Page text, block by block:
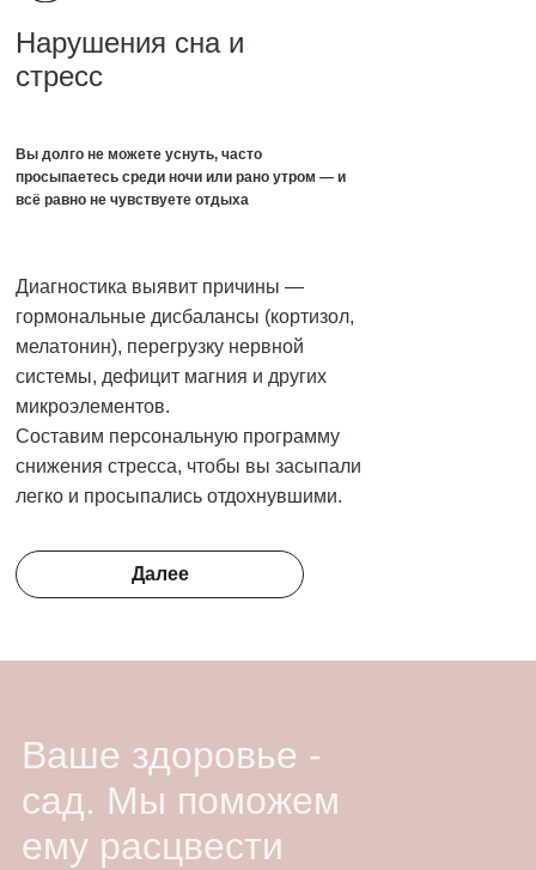
Ваше здоровье -
сад. Мы поможем
ему расцвести
Нарушения сна и
стресс
Вы долго не можете уснуть, часто
просыпаетесь среди ночи или рано утром — и
всё равно не чувствуете отдыха
Диагностика выявит причины —
гормональные дисбалансы (кортизол,
мелатонин), перегрузку нервной
системы, дефицит магния и других
микроэлементов.
Cоставим персональную программу
снижения стресса, чтобы вы засыпали
легко и просыпались отдохнувшими.
Далее